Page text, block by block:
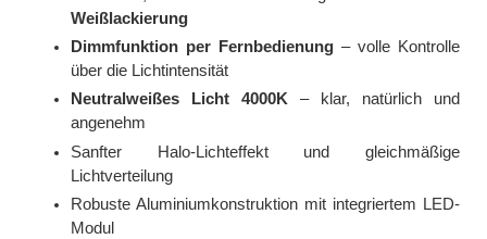
Weißlackierung
Dimmfunktion per Fernbedienung – volle Kontrolle
über die Lichtintensität
Neutralweißes Licht 4000K – klar, natürlich und
angenehm
Sanfter Halo-Lichteffekt und gleichmäßige
Lichtverteilung
Robuste Aluminiumkonstruktion mit integriertem LED-
Modul